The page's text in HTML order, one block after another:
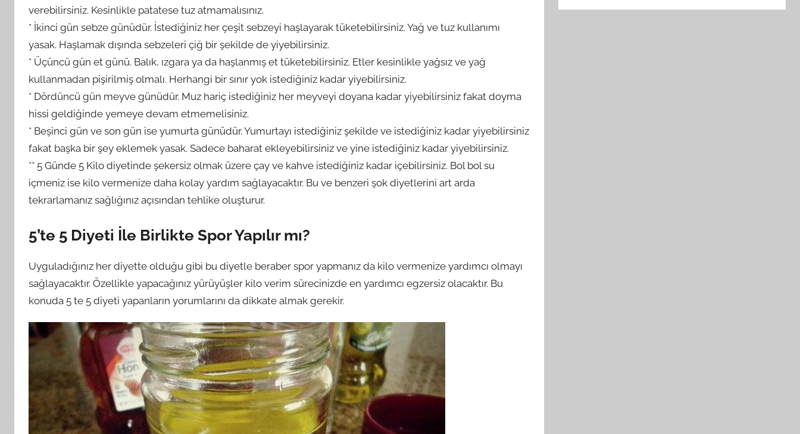
verebilirsiniz. Kesinlikle patatese tuz atmamalısınız.
* İkinci gün sebze günüdür. İstediğiniz her çeşit sebzeyi haşlayarak tüketebilirsiniz. Yağ ve tuz kullanımı
yasak. Haşlamak dışında sebzeleri çiğ bir şekilde de yiyebilirsiniz.
* Üçüncü gün et günü. Balık, ızgara ya da haşlanmış et tüketebilirsiniz. Etler kesinlikle yağsız ve yağ
kullanmadan pişirilmiş olmalı. Herhangi bir sınır yok istediğiniz kadar yiyebilirsiniz.
* Dördüncü gün meyve günüdür. Muz hariç istediğiniz her meyveyi doyana kadar yiyebilirsiniz fakat doyma
hissi geldiğinde yemeye devam etmemelisiniz.
* Beşinci gün ve son gün ise yumurta günüdür. Yumurtayı istediğiniz şekilde ve istediğiniz kadar yiyebilirsiniz
fakat başka bir şey eklemek yasak. Sadece baharat ekleyebilirsiniz ve yine istediğiniz kadar yiyebilirsiniz.
** 5 Günde 5 Kilo diyetinde şekersiz olmak üzere çay ve kahve istediğiniz kadar içebilirsiniz. Bol bol su
içmeniz ise kilo vermenize daha kolay yardım sağlayacaktır. Bu ve benzeri şok diyetlerini art arda
tekrarlamanız sağlığınız açısından tehlike oluşturur.
5’te 5 Diyeti İle Birlikte Spor Yapılır mı?
Uyguladığınız her diyette olduğu gibi bu diyetle beraber spor yapmanız da kilo vermenize yardımcı olmayı
sağlayacaktır. Özellikle yapacağınız yürüyüşler kilo verim sürecinizde en yardımcı egzersiz olacaktır. Bu
konuda 5 te 5 diyeti yapanların yorumlarını da dikkate almak gerekir.